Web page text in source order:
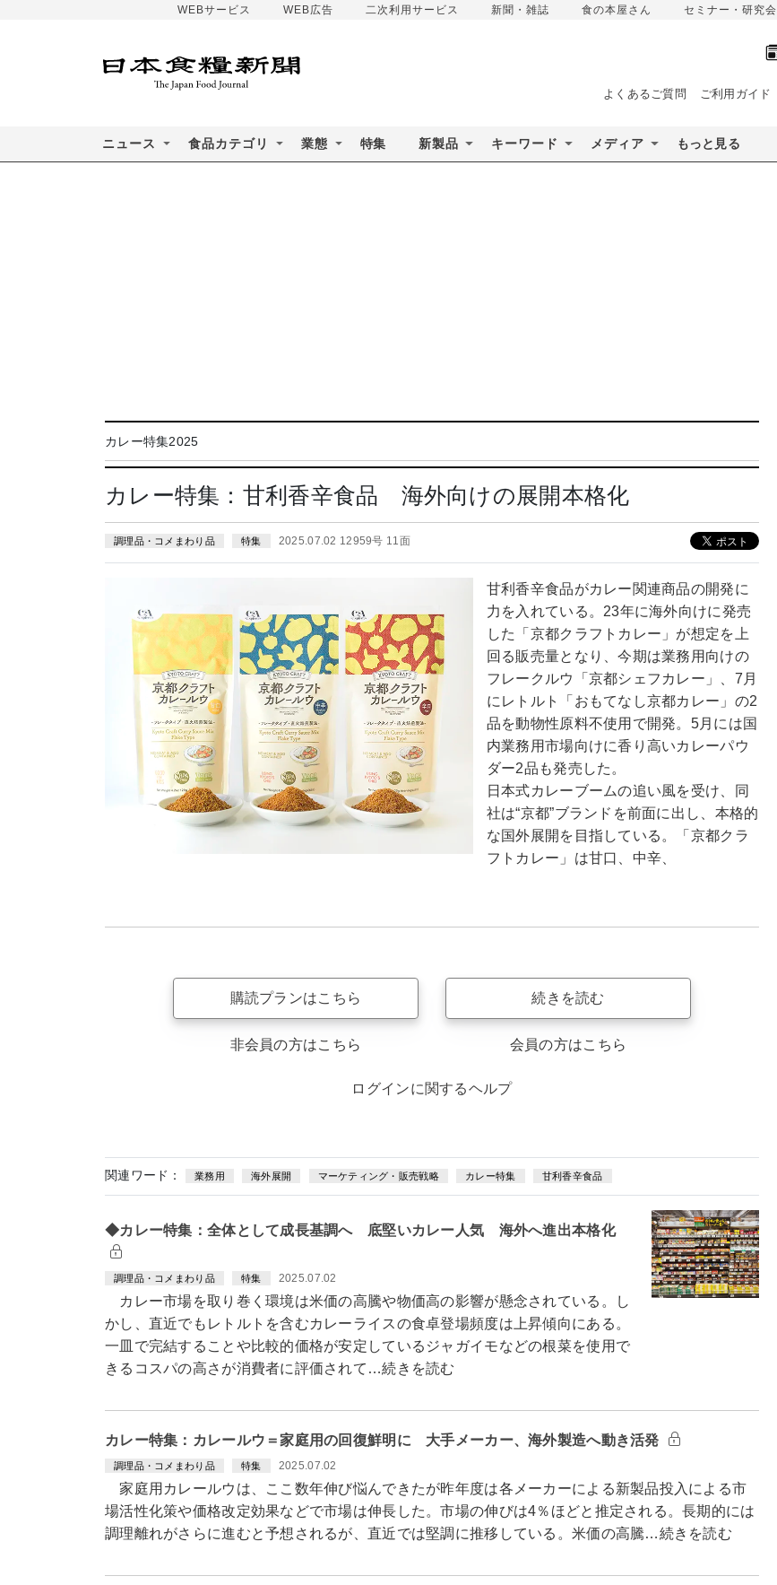
WEBサービス WEB広告 二次利用サービス 新聞・雑誌 食の本屋さん セミナー・研究会
よくあるご質問 ご利用ガイド
ニュース 食品カテゴリ 業態 特集 新製品 キーワード メディア もっと見る
カレー特集2025
カレー特集：甘利香辛食品 海外向けの展開本格化
調理品・コメまわり品 特集 2025.07.02 12959号 11面
甘利香辛食品がカレー関連商品の開発に
力を入れている。23年に海外向けに発売
した「京都クラフトカレー」が想定を上
回る販売量となり、今期は業務用向けの
フレークルウ「京都シェフカレー」、7月
にレトルト「おもてなし京都カレー」の2
品を動物性原料不使用で開発。5月には国
内業務用市場向けに香り高いカレーパウ
ダー2品も発売した。
日本式カレーブームの追い風を受け、同
社は“京都”ブランドを前面に出し、本格的
な国外展開を目指している。「京都クラ
フトカレー」は甘口、中辛、
購読プランはこちら
非会員の方はこちら
続きを読む
会員の方はこちら
ログインに関するヘルプ
関連ワード： 業務用 海外展開 マーケティング・販売戦略 カレー特集 甘利香辛食品
◆カレー特集：全体として成長基調へ 底堅いカレー人気 海外へ進出本格化
調理品・コメまわり品 特集 2025.07.02
カレー市場を取り巻く環境は米価の高騰や物価高の影響が懸念されている。し
かし、直近でもレトルトを含むカレーライスの食卓登場頻度は上昇傾向にある。
一皿で完結することや比較的価格が安定しているジャガイモなどの根菜を使用で
きるコスパの高さが消費者に評価されて…続きを読む
カレー特集：カレールウ＝家庭用の回復鮮明に 大手メーカー、海外製造へ動き活発
調理品・コメまわり品 特集 2025.07.02
家庭用カレールウは、ここ数年伸び悩んできたが昨年度は各メーカーによる新製品投入による市
場活性化策や価格改定効果などで市場は伸長した。市場の伸びは4％ほどと推定される。長期的には
調理離れがさらに進むと予想されるが、直近では堅調に推移している。米価の高騰…続きを読む